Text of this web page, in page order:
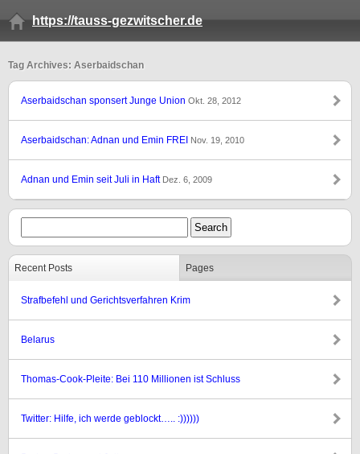
https://tauss-gezwitscher.de
Tag Archives: Aserbaidschan
Aserbaidschan sponsert Junge Union Okt. 28, 2012
Aserbaidschan: Adnan und Emin FREI Nov. 19, 2010
Adnan und Emin seit Juli in Haft Dez. 6, 2009
Recent Posts Pages
Strafbefehl und Gerichtsverfahren Krim
Belarus
Thomas-Cook-Pleite: Bei 110 Millionen ist Schluss
Twitter: Hilfe, ich werde geblockt….. :))))))